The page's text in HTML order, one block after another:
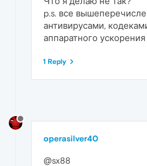
p.s. все
антивирусами,
аппаратного
1 Reply
operasilver40
@sx88